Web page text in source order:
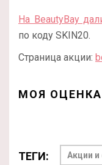
На BeautyBay
по коду SKIN20.
Страница акции:
МОЯ
ТЕГИ: Акции и